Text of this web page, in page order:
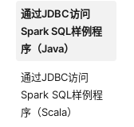
通过JDBC访问
Spark SQL样例程
序（Java）
通过JDBC访问
Spark SQL样例程
序（Scala）